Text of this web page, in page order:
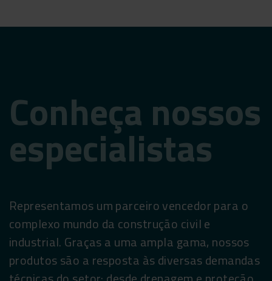
Conheça nossos
especialistas
Representamos um parceiro vencedor para o
complexo mundo da construção civil e
industrial. Graças a uma ampla gama, nossos
produtos são a resposta às diversas demandas